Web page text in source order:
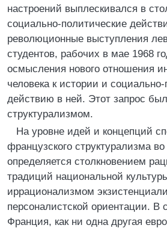
настроений выплескивался в
социально-политические
революционные выступления
студентов, рабочих в мае 1968
осмысления нового отношения
человека к истории и
действию в ней. Этот запрос
структурализмом.
На уровне идей и концепций
французского структурализма
определяется столкновением
традиций национальной
иррационализмом
персоналистской ориентации. В
Франция, как ни одна другая